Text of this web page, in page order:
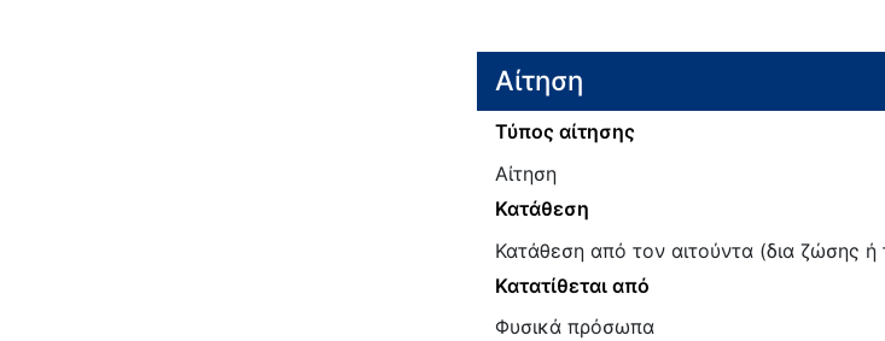
Αίτηση
Τύπος αίτησης
Αίτηση
Κατάθεση
Κατάθεση από τον αιτούντα (δια ζώσης
Κατατίθεται από
Φυσικά πρόσωπα